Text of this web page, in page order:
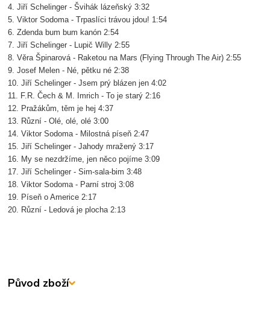
4. Jiří Schelinger - Švihák lázeňský 3:32
5. Viktor Sodoma - Trpaslíci trávou jdou! 1:54
6. Zdenda bum bum kanón 2:54
7. Jiří Schelinger - Lupič Willy 2:55
8. Věra Špinarová - Raketou na Mars (Flying Through The Air) 2:55
9. Josef Melen - Né, pětku né 2:38
10. Jiří Schelinger - Jsem prý blázen jen 4:02
11. F.R. Čech & M. Imrich - To je starý 2:16
12. Pražákům, těm je hej 4:37
13. Různí - Olé, olé, olé 3:00
14. Viktor Sodoma - Milostná píseň 2:47
15. Jiří Schelinger - Jahody mražený 3:17
16. My se nezdržíme, jen něco pojíme 3:09
17. Jiří Schelinger - Sim-sala-bim 3:48
18. Viktor Sodoma - Parní stroj 3:08
19. Píseň o Americe 2:17
20. Různí - Ledová je plocha 2:13
Původ zboží